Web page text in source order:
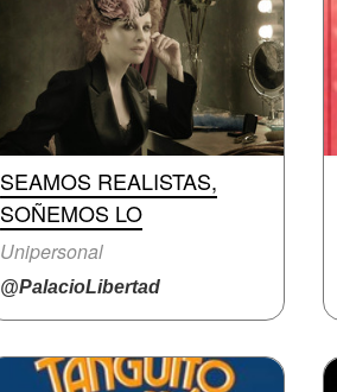
SEAMOS REALISTAS,
SOÑEMOS LO
Unipersonal
@PalacioLibertad